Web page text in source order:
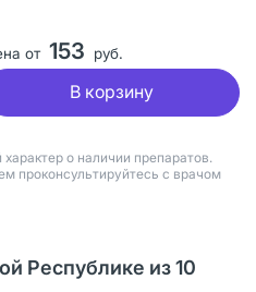
от 153 руб.
В корзину
о наличии препаратов.
проконсультируйтесь с врачом
Республике из 10